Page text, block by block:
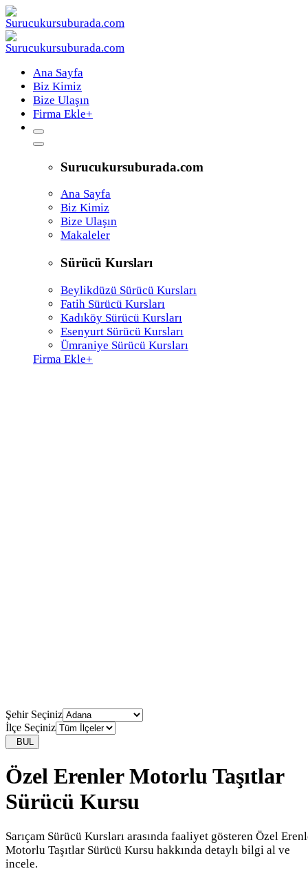
Ana Sayfa
Biz Kimiz
Bize Ulaşın
Firma Ekle+
Surucukursuburada.com
Ana Sayfa
Biz Kimiz
Bize Ulaşın
Makaleler
Sürücü Kursları
Beylikdüzü Sürücü Kursları
Fatih Sürücü Kursları
Kadıköy Sürücü Kursları
Esenyurt Sürücü Kursları
Ümraniye Sürücü Kursları
Firma Ekle+
Şehir Seçiniz
İlçe Seçiniz
BUL
Özel Erenler Motorlu Taşıtlar
Sürücü Kursu
Sarıçam Sürücü Kursları arasında faaliyet gösteren Özel
Motorlu Taşıtlar Sürücü Kursu hakkında detaylı bilgi al ve
incele.